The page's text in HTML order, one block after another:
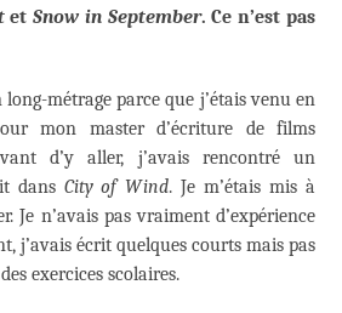
etSnow in September. Ce n’est pas
long-métrage parce que j’étais venu en
mon master d’écriture de films
d’y aller, j’avais rencontré un
dans City of Wind. Je m’étais mis à
Je n’avais pas vraiment d’expérience
j’avais écrit quelques courts mais pas
exercices scolaires.